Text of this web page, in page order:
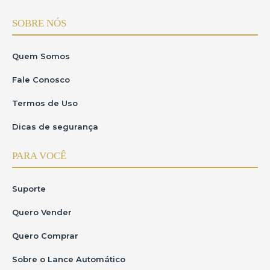
SOBRE NÓS
Quem Somos
Fale Conosco
Termos de Uso
Dicas de segurança
PARA VOCÊ
Suporte
Quero Vender
Quero Comprar
Sobre o Lance Automático